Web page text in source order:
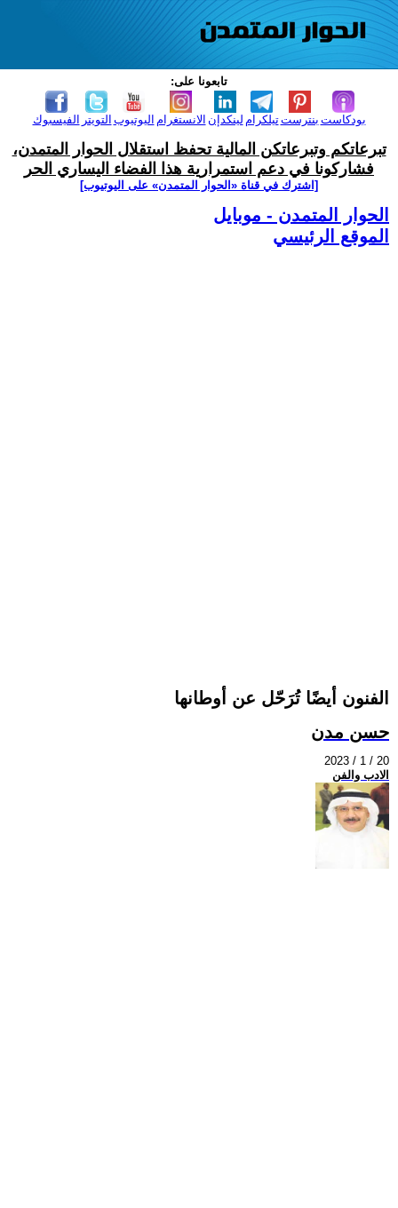
تابعونا على:
الفيسبوك التويتر اليوتيوب الانستغرام لينكدإن تيلكرامبنترست بودكاست
تبرعاتكم وتبرعاتكن المالية تحفظ استقلال الحوار المتمدن،
فشاركونا في دعم استمرارية هذا الفضاء اليساري الحر
[اشترك في قناة ‫«الحوار المتمدن» على اليوتيوب]
الحوار المتمدن - موبايل
الموقع الرئيسي
الفنون أيضًا تُرَحّل عن أوطانها
حسن مدن
2023 / 1 / 20
الادب والفن